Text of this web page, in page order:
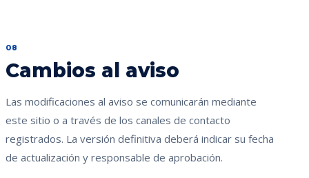
08
Cambios al aviso
Las modificaciones al aviso se comunicarán mediante
este sitio o a través de los canales de contacto
registrados. La versión definitiva deberá indicar su fecha
de actualización y responsable de aprobación.